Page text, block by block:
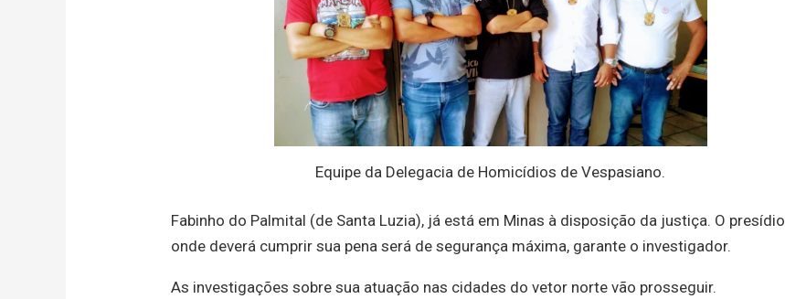
Equipe da Delegacia de Homicídios de Vespasiano.
Fabinho do Palmital (de Santa Luzia), já está em Minas à disposição da justiça. O presídio
onde deverá cumprir sua pena será de segurança máxima, garante o investigador.
As investigações sobre sua atuação nas cidades do vetor norte vão prosseguir.